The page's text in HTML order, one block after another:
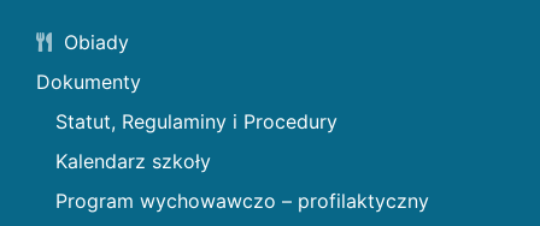
Obiady
Dokumenty
Statut, Regulaminy i Procedury
Kalendarz szkoły
Program wychowawczo – profilaktyczny